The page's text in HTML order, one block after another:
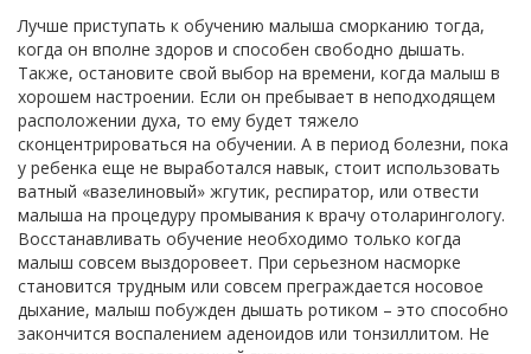
Лучше приступать к обучению малыша сморканию тогда,
когда он вполне здоров и способен свободно дышать.
Также, остановите свой выбор на времени, когда малыш в
хорошем настроении. Если он пребывает в неподходящем
расположении духа, то ему будет тяжело
сконцентрироваться на обучении. А в период болезни, пока
у ребенка еще не выработался навык, стоит использовать
ватный «вазелиновый» жгутик, респиратор, или отвести
малыша на процедуру промывания к врачу отоларингологу.
Восстанавливать обучение необходимо только когда
малыш совсем выздоровеет. При серьезном насморке
становится трудным или совсем преграждается носовое
дыхание, малыш побужден дышать ротиком – это способно
закончится воспалением аденоидов или тонзиллитом. Не